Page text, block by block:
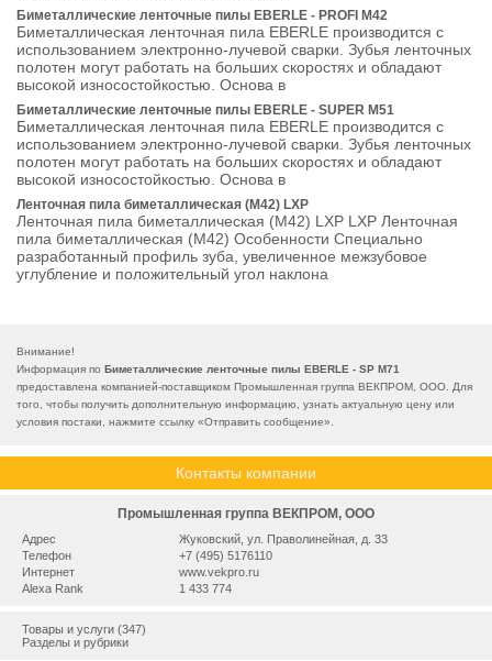
Биметаллические ленточные пилы EBERLE - PROFI M42
Биметаллическая ленточная пила EBERLE производится с
использованием электронно-лучевой сварки. Зубья ленточных
полотен могут работать на больших скоростях и обладают
высокой износостойкостью. Основа в
Биметаллические ленточные пилы EBERLE - SUPER M51
Биметаллическая ленточная пила EBERLE производится с
использованием электронно-лучевой сварки. Зубья ленточных
полотен могут работать на больших скоростях и обладают
высокой износостойкостью. Основа в
Ленточная пила биметаллическая (M42) LXP
Ленточная пила биметаллическая (M42) LXP LXP Ленточная
пила биметаллическая (M42) Особенности Специально
разработанный профиль зуба, увеличенное межзубовое
углубление и положительный угол наклона
Внимание!
Информация по Биметаллические ленточные пилы EBERLE - SP M71
предоставлена компанией-поставщиком Промышленная группа ВЕКПРОМ, ООО. Для
того, чтобы получить дополнительную информацию, узнать актуальную цену или
условия постаки, нажмите ссылку «Отправить сообщение».
Контакты компании
Промышленная группа ВЕКПРОМ, ООО
Адрес
Жуковский, ул. Праволинейная, д. 33
Телефон
+7 (495) 5176110
Интернет
www.vekpro.ru
Alexa Rank
1 433 774
Товары и услуги (347)
Разделы и рубрики